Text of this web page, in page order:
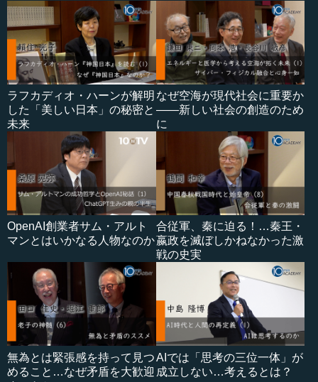
ラフカディオ・ハーンが解明
した「美しい日本」の秘密と
未来
なぜ空海が現代社会に重要か
――新しい社会の創造のため
に
OpenAI創業者サム・アルト
マンとはいかなる人物なのか
合従軍、秦に迫る！…秦王・
嬴政を滅ぼしかねなかった激
戦の史実
無為とは緊張感を持って見つ
めること…なぜ矛盾を大歓迎
AIでは「思考の三位一体」が
成立しない…考えるとは？